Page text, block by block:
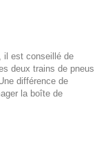
il est conseillé de
deux trains de pneus
différence de
la boîte de